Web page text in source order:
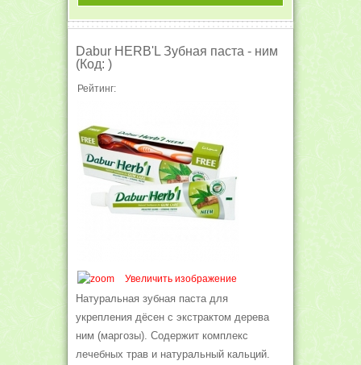
Dabur HERB'L Зубная паста - ним
(Код: )
Рейтинг:
Увеличить изображение
Натуральная зубная паста для
укрепления дёсен с экстрактом дерева
ним (маргозы). Содержит комплекс
лечебных трав и натуральный кальций.